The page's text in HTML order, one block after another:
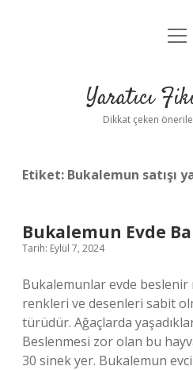
Yasal
Yaratıcı
Dikkat çeken
Etiket: Bukalemun satışı
Bukalemun Evde
Tarih: Eylül 7, 2024
Bukalemunlar evde beslenir
renkleri ve desenleri sabit
türüdür. Ağaçlarda
Beslenmesi zor olan bu
30 sinek yer. Bukalemun